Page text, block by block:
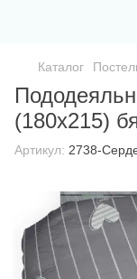
Каталог
(180х215)
Артикул: 2738-